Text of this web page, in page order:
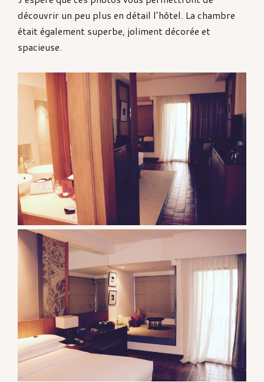
découvrir un peu plus en détail l’hôtel. La chambre
était également superbe, joliment décorée et
spacieuse.